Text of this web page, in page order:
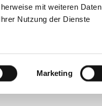
mit weiteren Daten
Nutzung der Dienste
Marketing